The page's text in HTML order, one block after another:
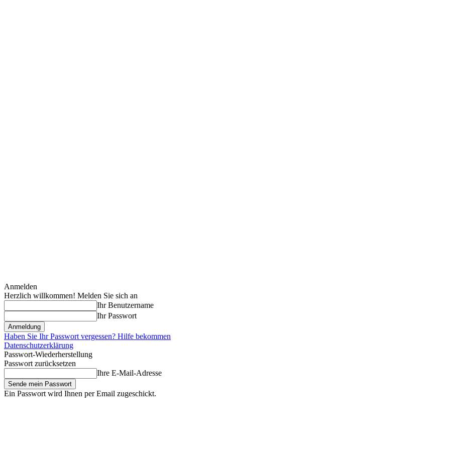
Anmelden
Herzlich willkommen! Melden Sie sich an
Ihr Benutzername
Ihr Passwort
Haben Sie Ihr Passwort vergessen? Hilfe bekommen
Datenschutzerklärung
Passwort-Wiederherstellung
Passwort zurücksetzen
Ihre E-Mail-Adresse
Ein Passwort wird Ihnen per Email zugeschickt.